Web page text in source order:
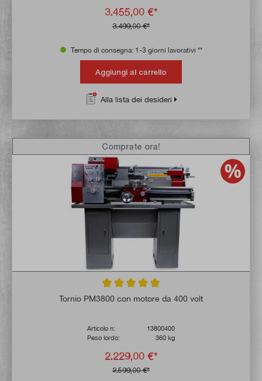
3.455,00 €*
3.499,00 €*
Tempo di consegna: 1-3 giorni lavorativi **
Aggiungi al carrello
Alla lista dei desideri
Valutazione media di 4.9 su 5 stelle
Tornio PM3800 con motore da 400 volt
Articolo n:
13800400
Peso lordo:
360 kg
2.229,00 €*
2.599,00 €*
Comprate ora!